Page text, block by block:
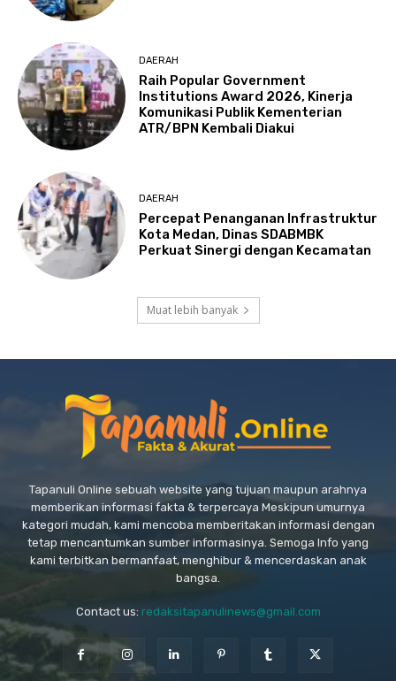
DAERAH
Raih Popular Government
Institutions Award 2026, Kinerja
Komunikasi Publik Kementerian
ATR/BPN Kembali Diakui
DAERAH
Percepat Penanganan Infrastruktur
Kota Medan, Dinas SDABMBK
Perkuat Sinergi dengan Kecamatan
Muat lebih banyak
Tapanuli Online sebuah website yang tujuan maupun arahnya
memberikan informasi fakta & terpercaya Meskipun umurnya
kategori mudah, kami mencoba memberitakan informasi dengan
tetap mencantumkan sumber informasinya. Semoga Info yang
kami terbitkan bermanfaat, menghibur & mencerdaskan anak
bangsa.
Contact us: redaksitapanulinews@gmail.com